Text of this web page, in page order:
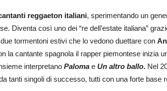
reggaeton italiani, sperimentando un
Diventa così uno dei “re dell’estate italiana”
due tormentoni estivi che lo vedono duettare con
la cantante spagnola il rapper piemontese inizia
interpretano Paloma e Un altro ballo. Nel
tanti singoli di successo, tutti con una forte base